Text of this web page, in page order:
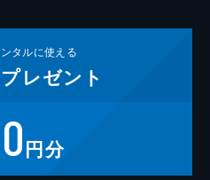
タルに使える
プレゼント
円分